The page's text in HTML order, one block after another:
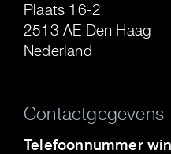
Plaats 16-2
2513 AE Den Haag
Nederland
Contactgegevens
Telefoonnummer